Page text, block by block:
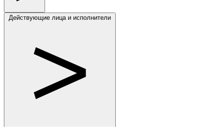
Действующие лица и исполнители